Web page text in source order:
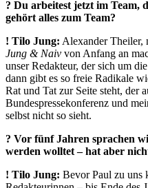
? Du arbeitest jetzt im Team,
gehört alles zum Team?
! Tilo Jung: Alexander Theiler,
Jung & Naiv von Anfang an
unser Redakteur, der sich um
dann gibt es so freie Radikale
Rat und Tat zur Seite steht, der
Bundespressekonferenz und
selbst nicht so sieht.
? Vor fünf Jahren sprachen
werden wolltet – hat aber
! Tilo Jung: Bevor Paul zu uns